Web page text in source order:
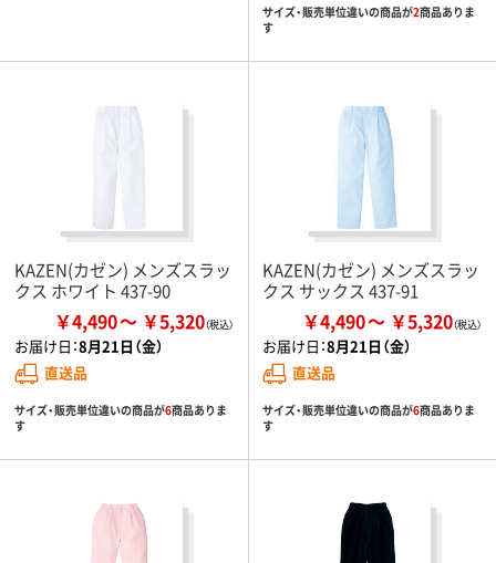
サイズ・販売単位違いの商品が2商品ありま
す
KAZEN(カゼン) メンズスラッ
クス ホワイト 437-90
￥4,490 ￥5,320
お届け日：8月21日（金）
直送品
サイズ・販売単位違いの商品が6商品ありま
す
KAZEN(カゼン) メンズスラッ
クス サックス 437-91
￥4,490 ￥5,320
お届け日：8月21日（金）
直送品
サイズ・販売単位違いの商品が6商品ありま
す